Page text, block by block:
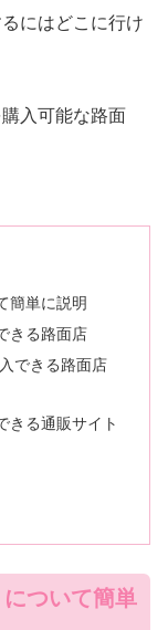
にはどこに行け
購入可能な路面
簡単に説明
きる路面店
できる路面店
きる通販サイト
について簡単